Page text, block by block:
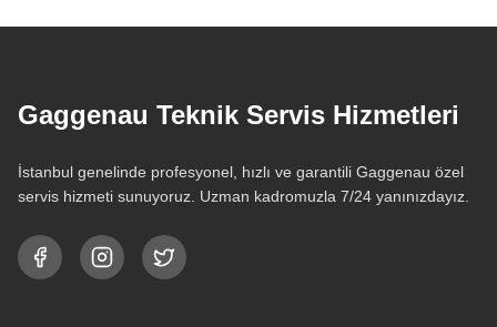
Gaggenau Teknik Servis Hizmetleri
İstanbul genelinde profesyonel, hızlı ve garantili Gaggenau özel
servis hizmeti sunuyoruz. Uzman kadromuzla 7/24 yanınızdayız.